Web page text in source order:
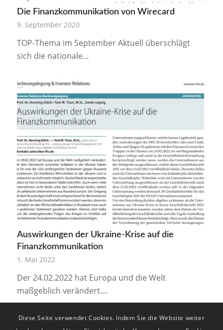
Die Finanzkommunikation von Wirecard
9. September 2020
TOP-Thema im September Aktuell überschlägt
sich die nationale…
Auswirkungen der Ukraine-Krise auf die
Finanzkommunikation
1. Mai 2022
Der 24.02.2022 hat Europa und die Welt
maßgeblich verändert.…
Diese Seite verwendet Cookies. Indem Sie die Website weiter